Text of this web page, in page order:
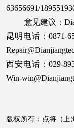
63656691/
意见建议：
昆明电话：
西安电话：029-
Win-
版权所有：点将（